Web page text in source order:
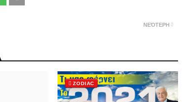
ΝΕΌΤΕΡΗ
ZODIAC